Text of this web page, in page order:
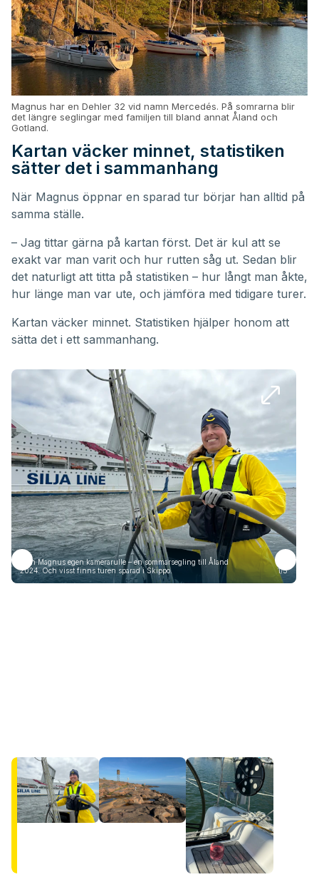
Magnus har en Dehler 32 vid namn Mercedés. På somrarna blir
det längre seglingar med familjen till bland annat Åland och
Gotland.
Kartan väcker minnet, statistiken
sätter det i sammanhang
När Magnus öppnar en sparad tur börjar han alltid på
samma ställe.
– Jag tittar gärna på kartan först. Det är kul att se
exakt var man varit och hur rutten såg ut. Sedan blir
det naturligt att titta på statistiken – hur långt man åkte,
hur länge man var ute, och jämföra med tidigare turer.
Kartan väcker minnet. Statistiken hjälper honom att
sätta det i ett sammanhang.
Från Magnus egen kamerarulle – en sommarsegling till Åland
2024. Och visst finns turen sparad i Skippo.
1/5